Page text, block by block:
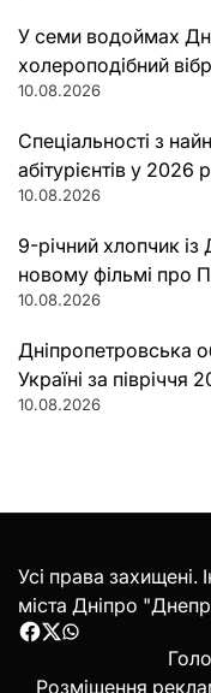
У семи водоймах
холероподібний
10.08.2026
Спеціальності з
абітурієнтів у 2026
10.08.2026
9-річний хлопчик із
новому фільмі про
10.08.2026
Дніпропетровська
Україні за півріччя
10.08.2026
Усі права
міста Дніпро
Facebook
Twitter
WhatsApp
Розміщення